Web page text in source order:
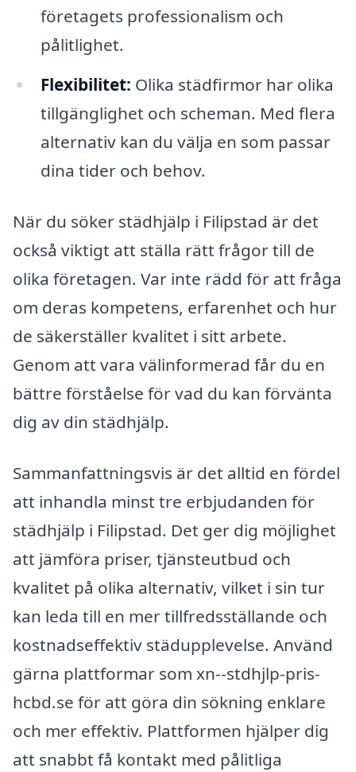
företagets professionalism och
pålitlighet.
Flexibilitet: Olika städfirmor har olika
tillgänglighet och scheman. Med flera
alternativ kan du välja en som passar
dina tider och behov.
När du söker städhjälp i Filipstad är det
också viktigt att ställa rätt frågor till de
olika företagen. Var inte rädd för att fråga
om deras kompetens, erfarenhet och hur
de säkerställer kvalitet i sitt arbete.
Genom att vara välinformerad får du en
bättre förståelse för vad du kan förvänta
dig av din städhjälp.
Sammanfattningsvis är det alltid en fördel
att inhandla minst tre erbjudanden för
städhjälp i Filipstad. Det ger dig möjlighet
att jämföra priser, tjänsteutbud och
kvalitet på olika alternativ, vilket i sin tur
kan leda till en mer tillfredsställande och
kostnadseffektiv städupplevelse. Använd
gärna plattformar som xn--stdhjlp-pris-
hcbd.se för att göra din sökning enklare
och mer effektiv. Plattformen hjälper dig
att snabbt få kontakt med pålitliga